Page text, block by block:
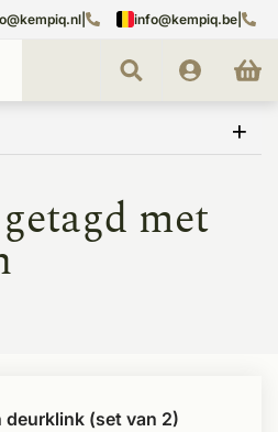
info@kempiq.be
met
deurklink (set van 2)